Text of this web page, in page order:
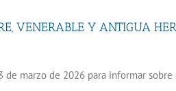
VENERABLE Y ANTIGUA
de marzo de 2026 para informar